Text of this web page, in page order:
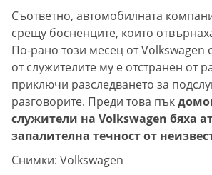
Съответно, автомобилната
срещу босненците, които
По-рано този месец от Volkswagen
от служителите му е отстранен от
приключи разследването за
разговорите. Преди това пък
служители на Volkswagen бяха
запалителна течност от
Снимки: Volkswagen